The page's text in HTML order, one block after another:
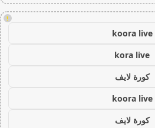
!
koora live
kora live
كورة لايف
koora live
كورة لايف